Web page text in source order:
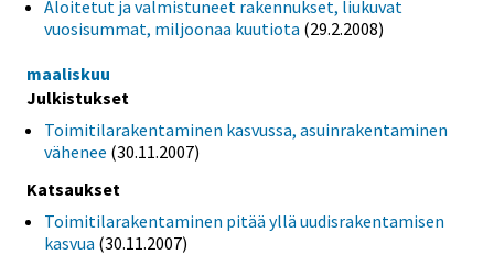
Aloitetut ja valmistuneet rakennukset, liukuvat
vuosisummat, miljoonaa kuutiota (29.2.2008)
maaliskuu
Julkistukset
Toimitilarakentaminen kasvussa, asuinrakentaminen
vähenee (30.11.2007)
Katsaukset
Toimitilarakentaminen pitää yllä uudisrakentamisen
kasvua (30.11.2007)